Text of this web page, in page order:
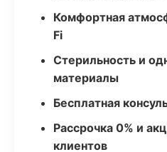
Комфортная
Fi
Стерильность и
материалы
Бесплатная
Рассрочка 0% и
клиентов